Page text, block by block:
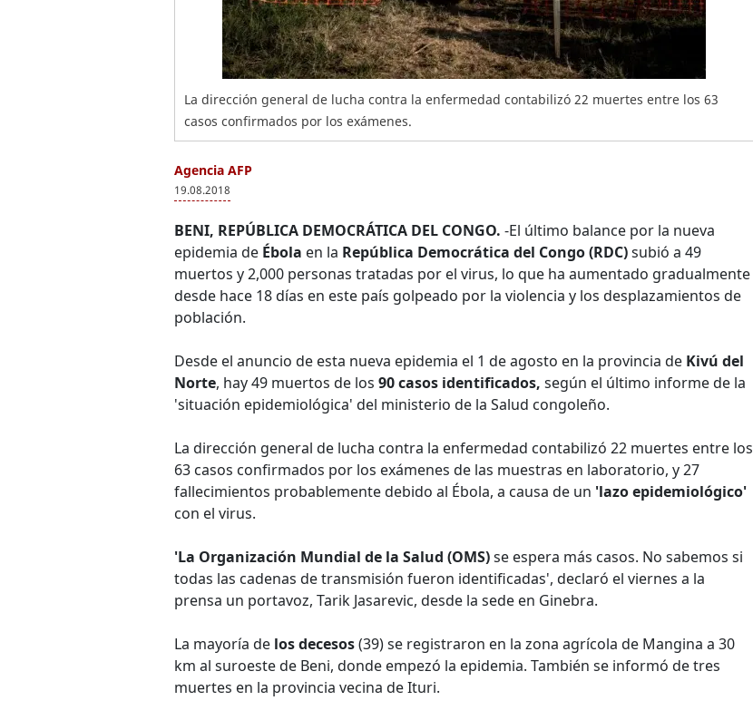
La dirección general de lucha contra la enfermedad contabilizó 22 muertes entre los 63
casos confirmados por los exámenes.
Agencia AFP
19.08.2018
BENI, REPÚBLICA DEMOCRÁTICA DEL CONGO. -El último balance por la nueva
epidemia de Ébola en la República Democrática del Congo (RDC)subió a 49
muertos y 2,000 personas tratadas por el virus, lo que ha aumentado gradualmente
desde hace 18 días en este país golpeado por la violencia y los desplazamientos de
población.
Desde el anuncio de esta nueva epidemia el 1 de agosto en la provincia de Kivú del
Norte, hay 49 muertos de los 90 casos identificados, según el último informe de la
'situación epidemiológica' del ministerio de la Salud congoleño.
La dirección general de lucha contra la enfermedad contabilizó 22 muertes entre los
63 casos confirmados por los exámenes de las muestras en laboratorio, y 27
fallecimientos probablemente debido al Ébola, a causa de un 'lazo epidemiológico'
con el virus.
'La Organización Mundial de la Salud (OMS)se espera más casos. No sabemos si
todas las cadenas de transmisión fueron identificadas', declaró el viernes a la
prensa un portavoz, Tarik Jasarevic, desde la sede en Ginebra.
La mayoría de los decesos(39) se registraron en la zona agrícola de Mangina a 30
km al suroeste de Beni, donde empezó la epidemia. También se informó de tres
muertes en la provincia vecina de Ituri.